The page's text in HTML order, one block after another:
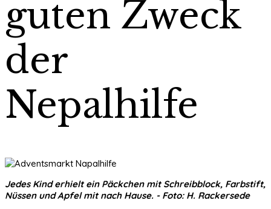
guten Zweck
der
Nepalhilfe
Jedes Kind erhielt ein Päckchen mit Schreibblock, Farbstift,
Nüssen und Apfel mit nach Hause. - Foto: H. Rackersede